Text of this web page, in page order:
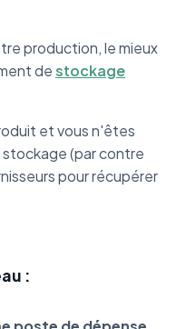
production, le mieux
destockage
et vous n'êtes
(par contre
pour récupérer
: